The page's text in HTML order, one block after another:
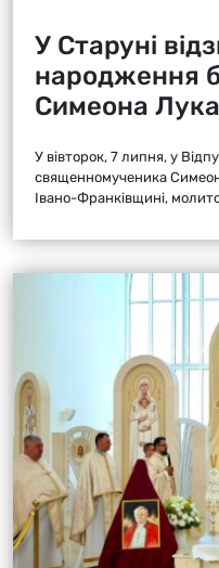
У Старуні
народження
Симеона
У вівторок, 7 липня, у
священномученика
Івано-Франківщині,